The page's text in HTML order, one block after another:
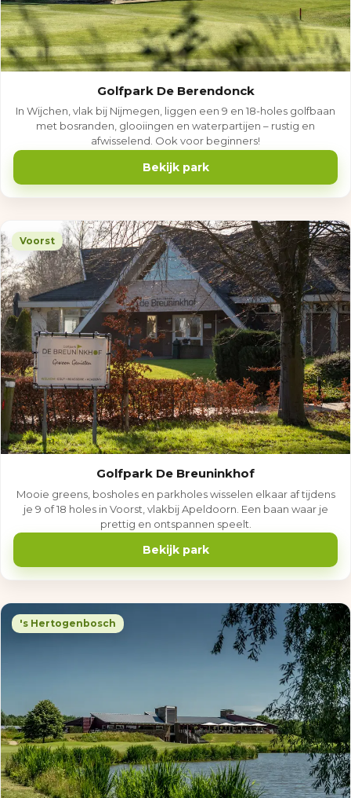
Golfpark De Berendonck
In Wijchen, vlak bij Nijmegen, liggen een 9 en 18-holes golfbaan
met bosranden, glooiingen en waterpartijen – rustig en
afwisselend. Ook voor beginners!
Bekijk park
Voorst
Golfpark De Breuninkhof
Mooie greens, bosholes en parkholes wisselen elkaar af tijdens
je 9 of 18 holes in Voorst, vlakbij Apeldoorn. Een baan waar je
prettig en ontspannen speelt.
Bekijk park
's Hertogenbosch